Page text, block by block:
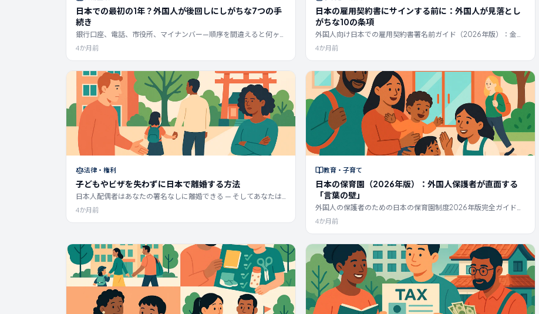
日本での最初の1年？外国人が後回しにしがちな7つの手
続き
銀行口座、電話、市役所、マイナンバー—順序を間違えると何ヶ
月も無駄にします。日本に住む外国人向けの最初の1年間の行政手
続きチェックリストです。
4か月前
日本の雇用契約書にサインする前に：外国人が見落とし
がちな10の条項
外国人向け日本での雇用契約書署名前ガイド（2026年版）：金
銭、キャリアの自由、またはビザステータスに影響を与える10の
条項を解説。固定残業、試用期間、契約社員、裁量労働、競業避
止、ビザスポンサーシップのリスクを網羅。
4か月前
法律・権利
子どもやビザを失わずに日本で離婚する方法
日本人配偶者はあなたの署名なしに離婚できる — そしてあなたは
ビザを失うことになる。2026年親権改革、14日間の期限、そして
身を守る方法。
4か月前
教育・子育て
日本の保育園（2026年版）：外国人保護者が直面する
「言葉の壁」
外国人の保護者のための日本の保育園制度2026年版完全ガイド：
5つの保育施設の種類、指数制度、申請スケジュール、料金、日々
の生活、そして入園できなかった場合の選択肢。
4か月前